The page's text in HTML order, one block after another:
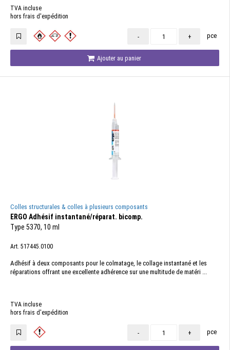
TVA incluse
hors frais d'expédition
- + pce
Ajouter au panier
Colles structurales & colles à plusieurs composants
ERGO Adhésif instantané/réparat. bicomp.
Type 5370, 10 ml
Art. 517445.0100
Adhésif à deux composants pour le colmatage, le collage instantané et les
réparations offrant une excellente adhérence sur une multitude de matéri ...
TVA incluse
hors frais d'expédition
- + pce